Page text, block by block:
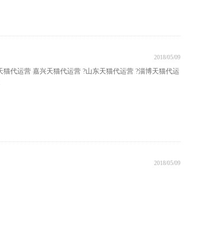
2018/05/09
代运营 嘉兴天猫代运营 ?山东天猫代运营 ?淄博天猫代运
2018/05/09